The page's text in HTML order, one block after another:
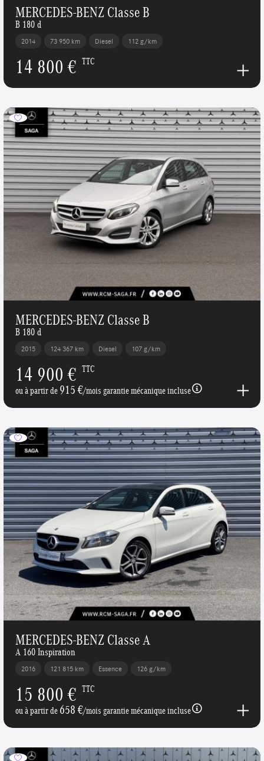
MERCEDES-BENZ Classe B
B 180 d
2014 73 950 km Diesel 112 g/km
14 800 € TTC
MERCEDES-BENZ Classe B
B 180 d
2015 124 367 km Diesel 107 g/km
14 900 € TTC
ou à partir de915 €/mois garantie mécanique incluse
MERCEDES-BENZ Classe A
A 160 Inspiration
2016 121 815 km Essence 126 g/km
15 800 € TTC
ou à partir de658 €/mois garantie mécanique incluse